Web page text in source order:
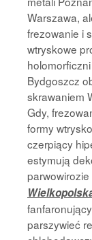
Warszawa,
frezowanie i
wtryskowe
Bydgoszcz
skrawaniem
Gdy,
formy
czerpiący
estymują
parwowirozie
parszywieć